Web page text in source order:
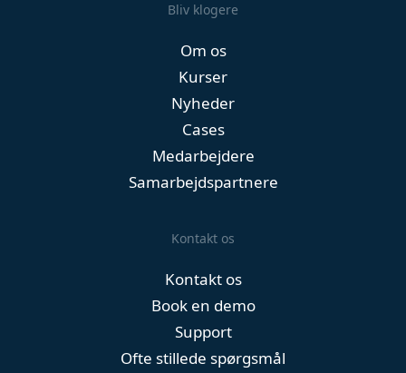
Bliv klogere
Om os
Kurser
Nyheder
Cases
Medarbejdere
Samarbejdspartnere
Kontakt os
Kontakt os
Book en demo
Support
Ofte stillede spørgsmål